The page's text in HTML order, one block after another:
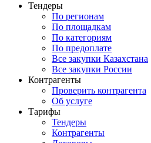
Тендеры
По регионам
По площадкам
По категориям
По предоплате
Все закупки Казахстана
Все закупки России
Контрагенты
Проверить контрагента
Об услуге
Тарифы
Тендеры
Контрагенты